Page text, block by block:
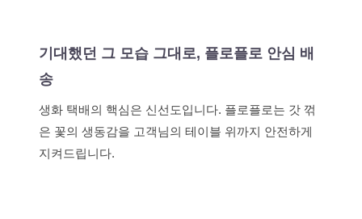
기대했던 그 모습 그대로, 플로플로 안심 배
송
생화 택배의 핵심은 신선도입니다. 플로플로는 갓 꺾
은 꽃의 생동감을 고객님의 테이블 위까지 안전하게
지켜드립니다.